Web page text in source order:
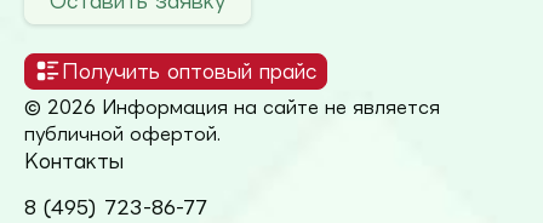
Получить оптовый прайс
© 2026 Информация на сайте не является
публичной офертой.
Контакты
8 (495) 723-86-77